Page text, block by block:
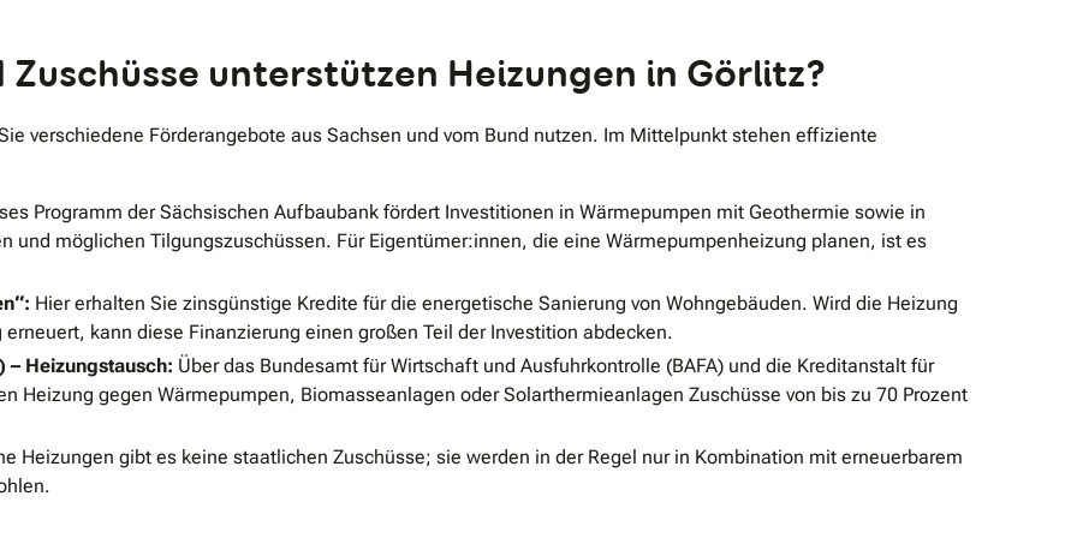
unterstützen Heizungen in Görlitz?
verschiedene Förderangebote aus Sachsen und vom Bund nutzen. Im Mittelpunkt stehen effiziente
Programm der Sächsischen Aufbaubank fördert Investitionen in Wärmepumpen mit Geothermie sowie in
und möglichen Tilgungszuschüssen. Für Eigentümer:innen, die eine Wärmepumpenheizung planen, ist es
Hier erhalten Sie zinsgünstige Kredite für die energetische Sanierung von Wohngebäuden. Wird die Heizung
kann diese Finanzierung einen großen Teil der Investition abdecken.
– Heizungstausch: Über das Bundesamt für Wirtschaft und Ausfuhrkontrolle (BAFA) und die Kreditanstalt für
Heizung gegen Wärmepumpen, Biomasseanlagen oder Solarthermieanlagen Zuschüsse von bis zu 70 Prozent
Heizungen gibt es keine staatlichen Zuschüsse; sie werden in der Regel nur in Kombination mit erneuerbarem